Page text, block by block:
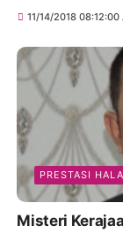
11/14/2018 08:12:00
PRESTASI
Misteri